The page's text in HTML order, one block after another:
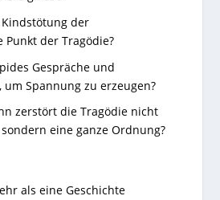
der
Punkt der Tragödie?
Gespräche und
um Spannung zu erzeugen?
zerstört die Tragödie nicht
eine ganze Ordnung?
als eine Geschichte